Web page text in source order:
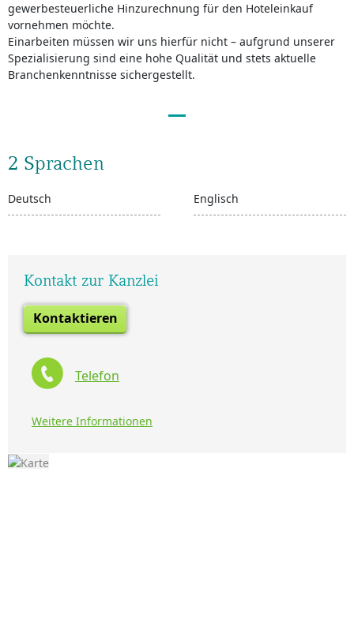
gewerbesteuerliche Hinzurechnung für den Hoteleinkauf
vornehmen möchte.
Einarbeiten müssen wir uns hierfür nicht – aufgrund unserer
Spezialisierung sind eine hohe Qualität und stets aktuelle
Branchenkenntnisse sichergestellt.
2 Sprachen
Deutsch Englisch
Kontakt zur Kanzlei
Kontaktieren
Telefon
Weitere Informationen